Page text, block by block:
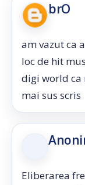
brO
am vazut ca
loc de hit
digi world ca
mai sus scris
Eliberarea